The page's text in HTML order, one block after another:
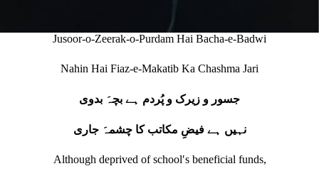
Jusoor-o-Zeerak-o-Purdam Hai Bacha-e-Badwi
Nahin Hai Fiaz-e-Makatib Ka Chashma Jari
جسور و زیرک و پُردم ہے بچہَ بدوی
نہیں ہے فیضِ مکاتب کا چشمہَ جاری
Although deprived of schoolʹs beneficial funds,